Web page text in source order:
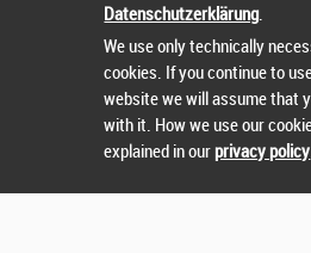
Datenschutzerklärung.
We use only technically
cookies. If you continue to
website we will assume that
with it. How we use our
explained in ourprivacy policy